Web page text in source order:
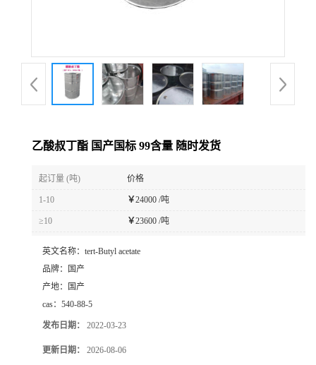
乙酸叔丁酯 国产国标 99含量 随时发货
起订量 (吨) 价格
1-10 ￥24000 /吨
≥10 ￥23600 /吨
英文名称： tert-Butyl acetate
品牌：
国产
产地：
国产
cas： 540-88-5
发布日期： 2022-03-23
更新日期： 2026-08-06